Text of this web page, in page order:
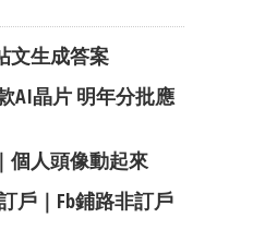
文生成答案
AI晶片 明年分批應
個人頭像動起來
戶｜fb鋪路非訂戶